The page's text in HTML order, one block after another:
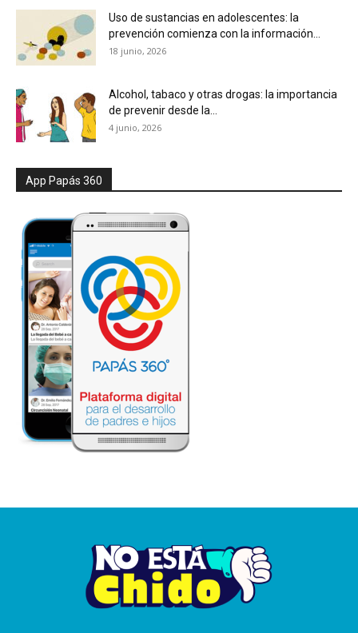
Uso de sustancias en adolescentes: la
prevención comienza con la información...
18 junio, 2026
Alcohol, tabaco y otras drogas: la importancia
de prevenir desde la...
4 junio, 2026
App Papás 360